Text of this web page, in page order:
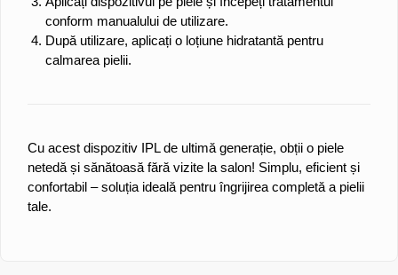
conform manualului de utilizare.
După utilizare, aplicați o loțiune hidratantă pentru
calmarea pielii.
Cu acest dispozitiv IPL de ultimă generație, obții o piele
netedă și sănătoasă fără vizite la salon! Simplu, eficient și
confortabil – soluția ideală pentru îngrijirea completă a pielii
tale.